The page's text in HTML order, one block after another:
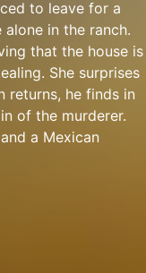
to leave for a
in the ranch.
that the house is
She surprises
returns, he finds in
of the murderer.
a Mexican